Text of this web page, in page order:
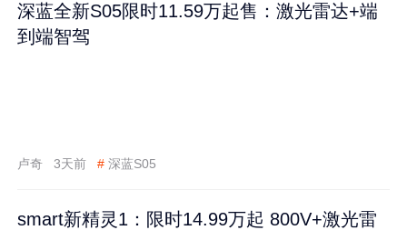
深蓝全新S05限时11.59万起售：激光雷达+端
到端智驾
卢奇 3天前 # 深蓝S05
smart新精灵1：限时14.99万起 800V+激光雷